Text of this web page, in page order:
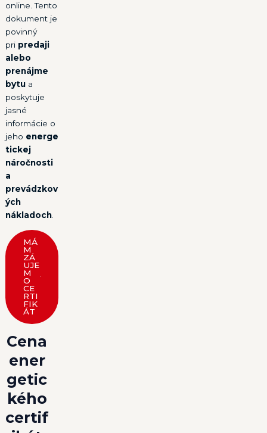
online. Tento
dokument je
povinný
pri predaji
alebo
prenájme
bytu a
poskytuje
jasné
informácie o
jeho energe
tickej
náročnosti
a
prevádzkov
ých
nákladoch
MÁ
M
ZÁ
UJE
M
O
CE
RTI
FIK
ÁT
Cena
ener
getic
kého
certif